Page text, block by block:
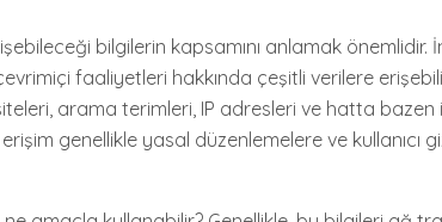
bilgilerin kapsamını anlamak önemlidir.
çevrimiçi faaliyetleri hakkında çeşitli verilere
arama terimleri, IP adresleri ve hatta bazen
genellikle yasal düzenlemelere ve kullanıcı